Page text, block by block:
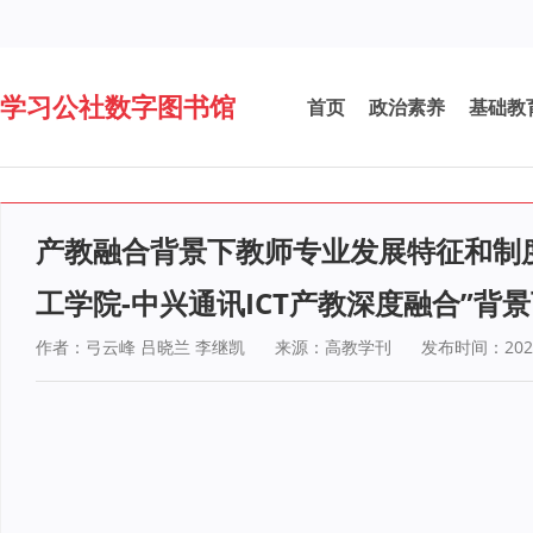
学习公社数字图书馆 首页 政治素养 基础教
产教融合背景下教师专业发展特征和
工学院-中兴通讯ICT产教深度融合”背
作者：弓云峰 吕晓兰 李继凯 来源：高教学刊 发布时间：